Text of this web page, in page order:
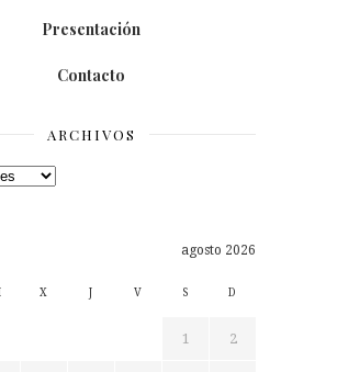
Presentación
Contacto
ARCHIVOS
agosto 2026
X J V S D
1 2